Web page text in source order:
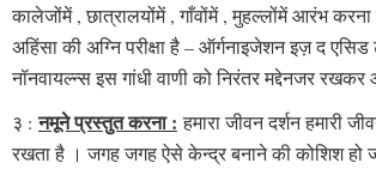
कालेजोंमें , छात्रालयोंमें , गाँवोंमें , मुहल्लोंमें आरंभ
अहिंसा की अग्नि परीक्षा है – ऑर्गनाइजेशन इज़ द
नॉनवायल्न्स इस गांधी वाणी को निरंतर मद्देनजर रखकर
३ :नमूने प्रस्तुत करना : हमारा जीवन दर्शन हमारी
रखता है । जगह जगह ऐसे केन्द्र बनाने की कोशिश हो